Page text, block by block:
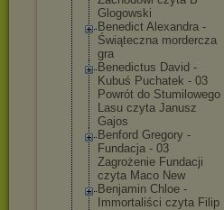
Glogowski
Benedict Alexandra -
Świąteczna mordercza
gra
Benedictus David -
Kubuś Puchatek - 03
Powrót do Stumilowego
Lasu czyta Janusz
Gajos
Benford Gregory -
Fundacja - 03
Zagrożenie Fundacji
czyta Maco New
Benjamin Chloe -
Immortaliści czyta Filip